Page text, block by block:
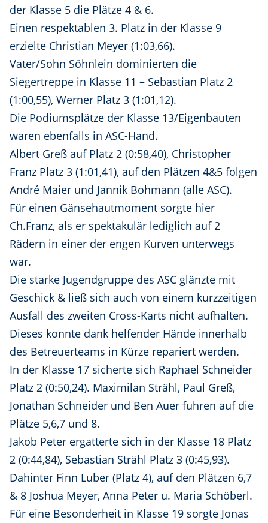
der Klasse 5 die Plätze 4 & 6.
Einen respektablen 3. Platz in der Klasse 9
erzielte Christian Meyer (1:03,66).
Vater/Sohn Söhnlein dominierten die
Siegertreppe in Klasse 11 – Sebastian Platz 2
(1:00,55), Werner Platz 3 (1:01,12).
Die Podiumsplätze der Klasse 13/Eigenbauten
waren ebenfalls in ASC-Hand.
Albert Greß auf Platz 2 (0:58,40), Christopher
Franz Platz 3 (1:01,41), auf den Plätzen 4&5 folgen
André Maier und Jannik Bohmann (alle ASC).
Für einen Gänsehautmoment sorgte hier
Ch.Franz, als er spektakulär lediglich auf 2
Rädern in einer der engen Kurven unterwegs
war.
Die starke Jugendgruppe des ASC glänzte mit
Geschick & ließ sich auch von einem kurzzeitigen
Ausfall des zweiten Cross-Karts nicht aufhalten.
Dieses konnte dank helfender Hände innerhalb
des Betreuerteams in Kürze repariert werden.
In der Klasse 17 sicherte sich Raphael Schneider
Platz 2 (0:50,24). Maximilan Strähl, Paul Greß,
Jonathan Schneider und Ben Auer fuhren auf die
Plätze 5,6,7 und 8.
Jakob Peter ergatterte sich in der Klasse 18 Platz
2 (0:44,84), Sebastian Strähl Platz 3 (0:45,93).
Dahinter Finn Luber (Platz 4), auf den Plätzen 6,7
& 8 Joshua Meyer, Anna Peter u. Maria Schöberl.
Für eine Besonderheit in Klasse 19 sorgte Jonas